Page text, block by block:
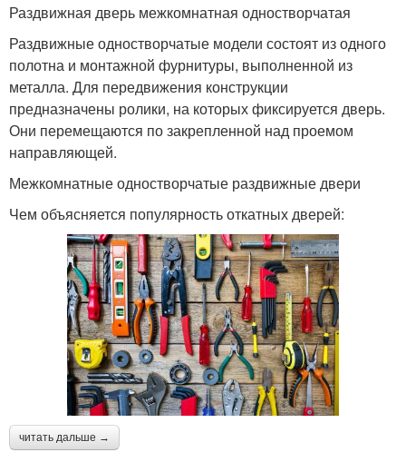
Раздвижная дверь межкомнатная одностворчатая
Раздвижные одностворчатые модели состоят из одного
полотна и монтажной фурнитуры, выполненной из
металла. Для передвижения конструкции
предназначены ролики, на которых фиксируется дверь.
Они перемещаются по закрепленной над проемом
направляющей.
Межкомнатные одностворчатые раздвижные двери
Чем объясняется популярность откатных дверей:
читать дальше →